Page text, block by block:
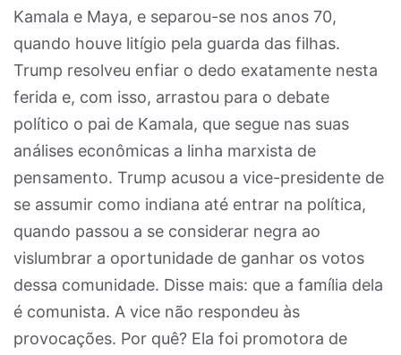
Kamala e Maya, e separou-se nos anos 70,
quando houve litígio pela guarda das filhas.
Trump resolveu enfiar o dedo exatamente nesta
ferida e, com isso, arrastou para o debate
político o pai de Kamala, que segue nas suas
análises econômicas a linha marxista de
pensamento. Trump acusou a vice-presidente de
se assumir como indiana até entrar na política,
quando passou a se considerar negra ao
vislumbrar a oportunidade de ganhar os votos
dessa comunidade. Disse mais: que a família dela
é comunista. A vice não respondeu às
provocações. Por quê? Ela foi promotora de